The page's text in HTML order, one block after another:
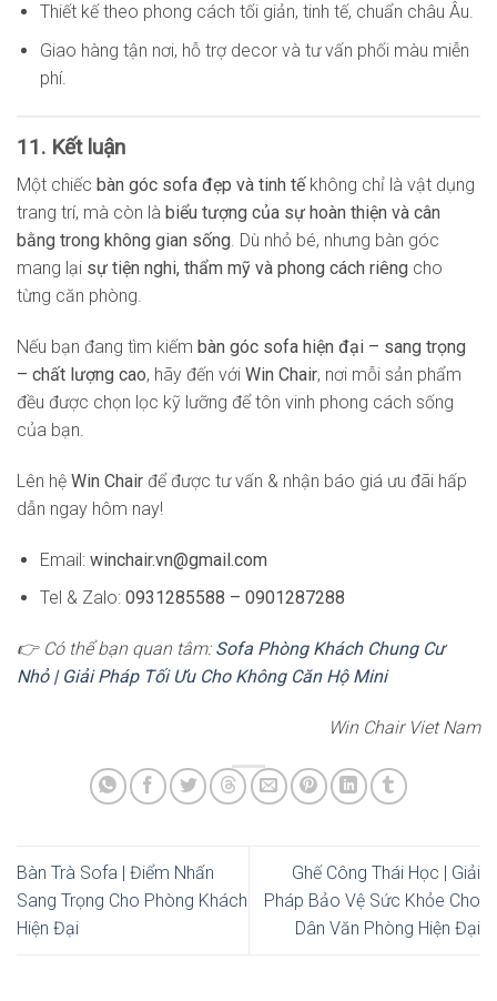
Thiết kế theo phong cách tối giản, tinh tế, chuẩn châu Âu.
Giao hàng tận nơi, hỗ trợ decor và tư vấn phối màu miễn
phí.
11. Kết luận
Một chiếc bàn góc sofa đẹp và tinh tếkhông chỉ là vật dụng
trang trí, mà còn là biểu tượng của sự hoàn thiện và cân
bằng trong không gian sống. Dù nhỏ bé, nhưng bàn góc
mang lại sự tiện nghi, thẩm mỹ và phong cách riêng cho
từng căn phòng.
Nếu bạn đang tìm kiếm bàn góc sofa hiện đại – sang trọng
– chất lượng cao, hãy đến với Win Chair, nơi mỗi sản phẩm
đều được chọn lọc kỹ lưỡng để tôn vinh phong cách sống
của bạn.
Lên hệ Win Chair để được tư vấn & nhận báo giá ưu đãi hấp
dẫn ngay hôm nay!
Email: winchair.vn@gmail.com
Tel & Zalo: 0931285588 – 0901287288
👉 Có thể bạn quan tâm: Sofa Phòng Khách Chung Cư
Nhỏ | Giải Pháp Tối Ưu Cho Không Căn Hộ Mini
Win Chair Viet Nam
Bàn Trà Sofa | Điểm Nhấn
Sang Trọng Cho Phòng Khách
Hiện Đại
Ghế Công Thái Học | Giải
Pháp Bảo Vệ Sức Khỏe Cho
Dân Văn Phòng Hiện Đại